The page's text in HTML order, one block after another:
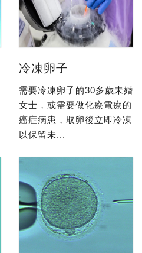
冷凍卵子
需要冷凍卵子的30多歲未婚
女士，或需要做化療電療的
癌症病患，取卵後立即冷凍
以保留未...